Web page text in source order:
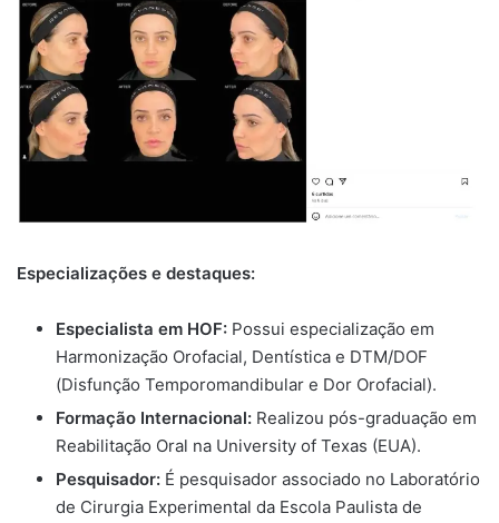
Especializações e destaques:
Especialista em HOF: Possui especialização em
Harmonização Orofacial, Dentística e DTM/DOF
(Disfunção Temporomandibular e Dor Orofacial).
Formação Internacional: Realizou pós-graduação em
Reabilitação Oral na University of Texas (EUA).
Pesquisador: É pesquisador associado no Laboratório
de Cirurgia Experimental da Escola Paulista de